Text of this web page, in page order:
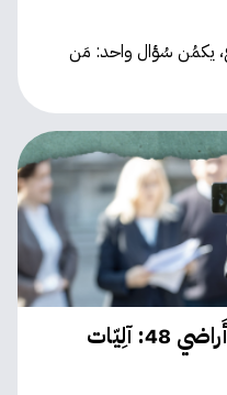
يكمُن سُؤال واحد: مَن
الإِعلام وَصِناعَة القِيادَة في أَراضي 48: آلِيّات